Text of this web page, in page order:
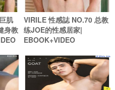
肌
身教
VIRILE 性感誌 NO.70 总教
练JOE的性感居家|
EBOOK+VIDEO